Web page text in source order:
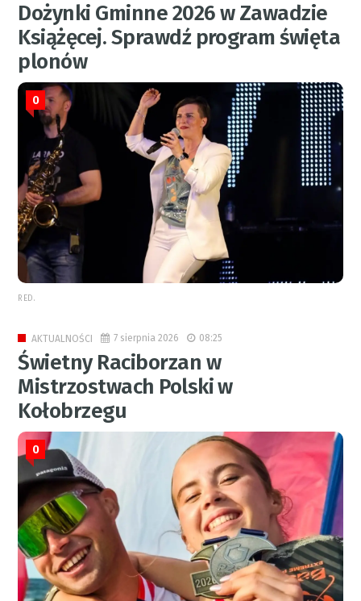
Dożynki Gminne 2026 w Zawadzie
Książęcej. Sprawdź program święta
plonów
0
RED.
AKTUALNOŚCI 7 sierpnia 2026 08:25
Świetny Raciborzan w
Mistrzostwach Polski w
Kołobrzegu
0